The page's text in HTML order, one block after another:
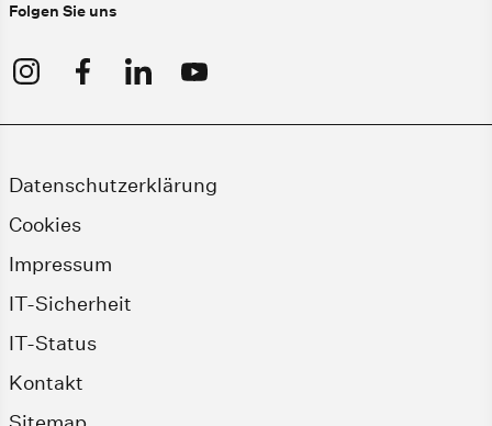
Folgen Sie uns
Datenschutzerklärung
Cookies
Impressum
IT-Sicherheit
IT-Status
Kontakt